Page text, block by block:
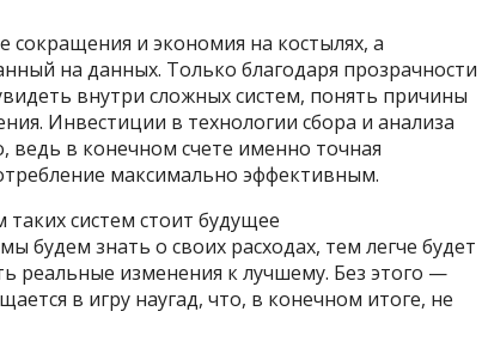
и экономия на костылях, а
на данных. Только благодаря прозрачности
внутри сложных систем, понять причины
Инвестиции в технологии сбора и анализа
в конечном счете именно точная
максимально эффективным.
систем стоит будущее
будем знать о своих расходах, тем легче будет
реальные изменения к лучшему. Без этого —
в игру наугад, что, в конечном итоге, не